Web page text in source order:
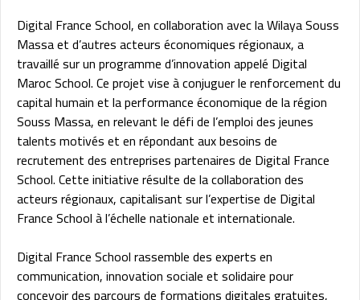
Digital France School, en collaboration avec la Wilaya Souss
Massa et d’autres acteurs économiques régionaux, a
travaillé sur un programme d’innovation appelé Digital
Maroc School. Ce projet vise à conjuguer le renforcement du
capital humain et la performance économique de la région
Souss Massa, en relevant le défi de l’emploi des jeunes
talents motivés et en répondant aux besoins de
recrutement des entreprises partenaires de Digital France
School. Cette initiative résulte de la collaboration des
acteurs régionaux, capitalisant sur l’expertise de Digital
France School à l’échelle nationale et internationale.
Digital France School rassemble des experts en
communication, innovation sociale et solidaire pour